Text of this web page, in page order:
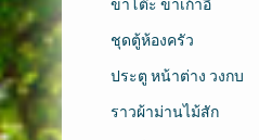
ขาโต๊ะ ขาเก้าอี้
ชุดตู้ห้องครัว
ประตู หน้าต่าง วงกบ
ราวผ้าม่านไม้สัก